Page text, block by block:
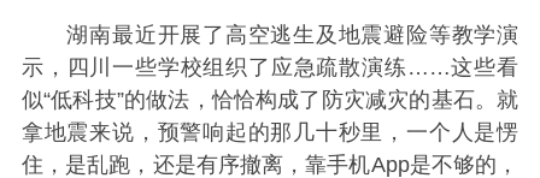
湖南最近开展了高空逃生及地震避险等教学演
示，四川一些学校组织了应急疏散演练……这些看
似“低科技”的做法，恰恰构成了防灾减灾的基石。就
拿地震来说，预警响起的那几十秒里，一个人是愣
住，是乱跑，还是有序撤离，靠手机App是不够的，